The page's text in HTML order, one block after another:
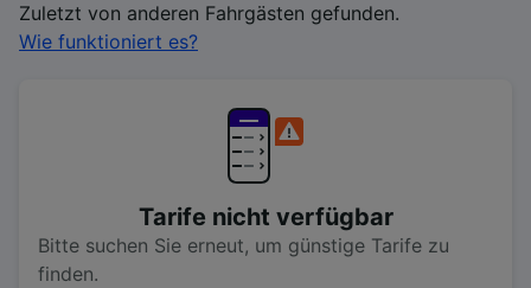
Zuletzt von anderen Fahrgästen gefunden.
Wie funktioniert es?
Tarife nicht verfügbar
Bitte suchen Sie erneut, um günstige Tarife zu
finden.